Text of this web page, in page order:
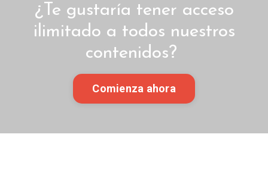
¿Te gustaría tener acceso
ilimitado a todos nuestros
contenidos?
Comienza ahora